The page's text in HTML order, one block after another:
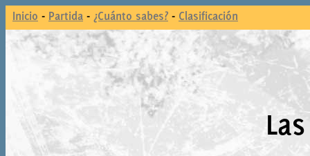
Inicio - Partida - ¿Cuánto sabes? - Clasificación